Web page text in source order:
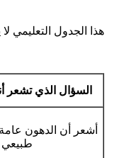
هذا الجدول التعليمي
السؤال الذي تشعر
أشعر أن الدهون
طبيعي